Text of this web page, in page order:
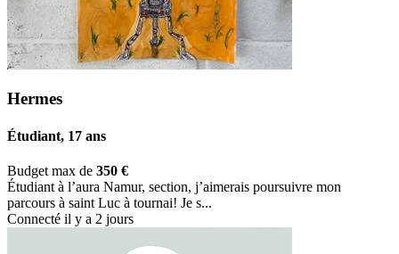
Hermes
Étudiant, 17 ans
Budget max de 350 €
Étudiant à l’aura Namur, section, j’aimerais poursuivre mon
parcours à saint Luc à tournai! Je s...
Connecté il y a 2 jours